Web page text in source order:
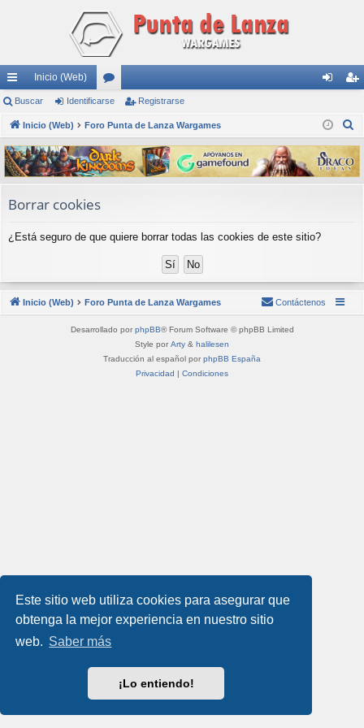
Este sitio web utiliza cookies para asegurar que
obtenga la mejor experiencia en nuestro sitio
web. Saber más
¡Lo entiendo!
nl
ac
es
rá
pi
Inicio (Web)
or
os nti
fic
ar
ist
ra
rs
Buscar Identificarse Registrarse
Inicio (Web) Foro Punta de Lanza Wargames
s
c
Borrar cookies
¿Está seguro de que quiere borrar todas las cookies de este sitio?
Inicio (Web) Foro Punta de Lanza Wargames Contáctenos
Desarrollado por phpBB® Forum Software © phpBB Limited
Style por Arty & halilesen
Traducción al español por phpBB España
Privacidad | Condiciones